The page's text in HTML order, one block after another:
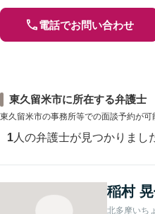
電話でお問い合わせ
東久留米市に所在する弁護士
東久留米市の事務所等での面談予約が可
1 人の弁護士が見つかりまし
稲村
北多摩いち